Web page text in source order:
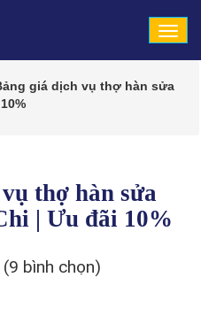
giá dịch vụ thợ hàn sửa
thợ hàn sửa
| Ưu đãi 10%
bình chọn)